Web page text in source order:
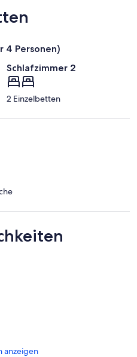
4 Personen)
Schlafzimmer 2
2 Einzelbetten
anzeigen